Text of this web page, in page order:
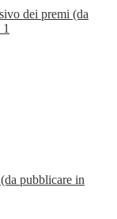
dei premi (da
1
pubblicare in